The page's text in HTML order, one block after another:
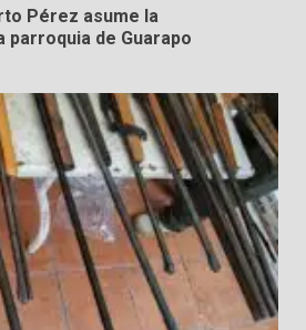
pierde la vida en
a policías en Yuriria
de julio de 2026
Gobierno de la Gente más
mil
Pérez asume la
parroquia de Guarapo